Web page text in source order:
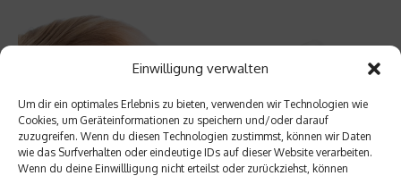
Einwilligung verwalten
Um dir ein optimales Erlebnis zu bieten, verwenden wir Technologien wie
Cookies, um Geräteinformationen zu speichern und/oder darauf
zuzugreifen. Wenn du diesen Technologien zustimmst, können wir Daten
wie das Surfverhalten oder eindeutige IDs auf dieser Website verarbeiten.
Wenn du deine Einwillligung nicht erteilst oder zurückziehst, können